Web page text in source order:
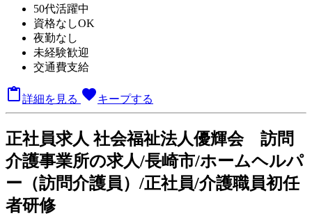
50代活躍中
資格なしOK
夜勤なし
未経験歓迎
交通費支給
詳細を見る favoriteキープする
正社員求人 社会福祉法人優輝会 訪問
介護事業所の求人/長崎市/ホームヘルパ
ー（訪問介護員）/正社員/介護職員初任
者研修